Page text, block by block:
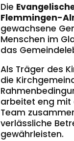
Die
Flemmingen-
gewachsene
Menschen im
das
Als Träger des
die
arbeitet eng mit
Team
verlässliche
gewährleisten.